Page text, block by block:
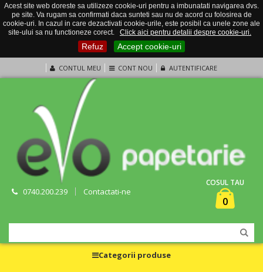
Acest site web doreste sa utilizeze cookie-uri pentru a imbunatati navigarea dvs.
pe site. Va rugam sa confirmati daca sunteti sau nu de acord cu folosirea de
cookie-uri. In cazul in care dezactivati cookie-urile, este posibil ca unele zone ale
site-ului sa nu functioneze corect.
Click aici pentru detalii despre cookie-uri.
Refuz Accept cookie-uri
CONTUL MEU CONT NOU AUTENTIFICARE
0740.200.239 Contactati-ne
COSUL TAU
0
Categorii produse